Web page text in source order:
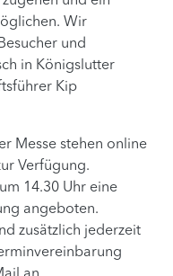
Wir
und
in Königslutter
Kip
Messe stehen online
Verfügung.
14.30 Uhr eine
angeboten.
zusätzlich jederzeit